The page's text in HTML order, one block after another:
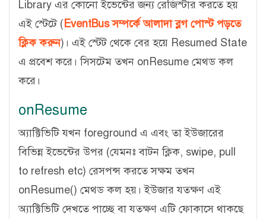
Library এর কোনো ইভেন্টের জন্য রেজিস্টার করতে হয়
এই স্টেটে ( EventBus সম্পর্কে আলাদা ব্লগ পোস্ট পড়তে
ক্লিক করুন)। এই স্টেট থেকে বের হয়ে Resumed State
এ প্রবেশ করে। সিসটেম তখন onResume মেথড কল
করে।
onResume
অ্যাক্টিভিটি যখন foreground এ এবং তা ইউজারের
বিভিন্ন ইভেন্টের উপর (যেমনঃ বাটন ক্লিক, swipe, pull
to refresh etc) রেসপন্স করতে সক্ষম তখন
onResume() মেথড কল হয়। ইউজার যতক্ষণ এই
অ্যাক্টিভিটি দেখতে পাচ্ছে বা যতক্ষণ এটি ফোকাসে থাকছে